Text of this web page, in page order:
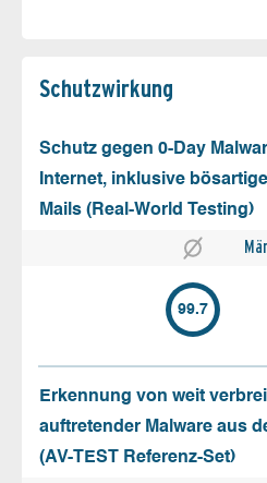
Schutz­wirkung
Schutz gegen 0-Day
Internet, inklusive
Mails (Real-World Testing)
99.7
Erkennung von weit
auftretender Malware aus
(AV-TEST Referenz-Set)